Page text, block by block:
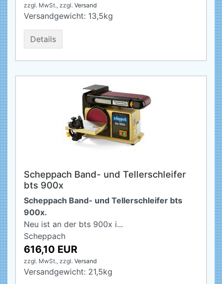
zzgl. MwSt., zzgl. Versand
Versandgewicht: 13,5kg
Details
Scheppach Band- und Tellerschleifer
bts 900x
Scheppach Band- und Tellerschleifer bts
900x.
Neu ist an der bts 900x i...
Scheppach
616,10 EUR
zzgl. MwSt., zzgl. Versand
Versandgewicht: 21,5kg